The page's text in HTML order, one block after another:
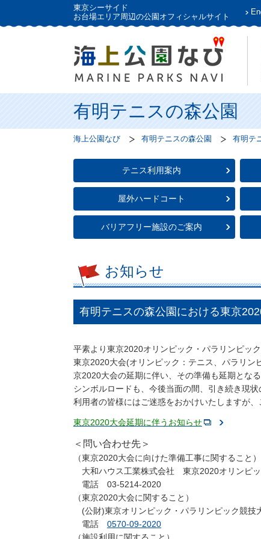
東京シーサイド
お台場エリア周辺の公園オフィシャルサイト
有明テニスの森公園
海上公園なび 有明テニスの森公園 有明テ
テニス利用案内
屋外ハードコート
バリアフリー施設のご案内
お知らせ
有明テニスの森公園における東京
平素より東京2020オリンピック・パラリンピッ
東京2020大会(オリンピック：テニス、パラリン
京2020大会の延期に伴い、その準備も延期とな
シンボルロードも、今後当面の間、引き続き現状
利用者の皆様にはご迷惑をおかけいたしますが
東京2020大会延期に伴うお知らせ
＜問い合わせ先＞
（東京2020大会に向けた準備工事に関すること）
大和ハウス工業株式会社 東京2020オリンピッ
電話 03-5214-2020
（東京2020大会に関すること）
(公財)東京オリンピック・パラリンピック競技
電話 0570-09-2020